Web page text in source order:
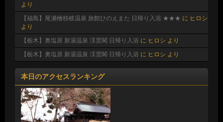
より
【福島】尾瀬檜枝岐温泉 旅館ひのえまた 日帰り入浴 ★★★ に ヒロシ
より
【栃木】奥塩原 新湯温泉 渓雲閣 日帰り入浴 に ヒロシ より
【栃木】奥塩原 新湯温泉 渓雲閣 日帰り入浴 に ヒロシ より
本日のアクセスランキング